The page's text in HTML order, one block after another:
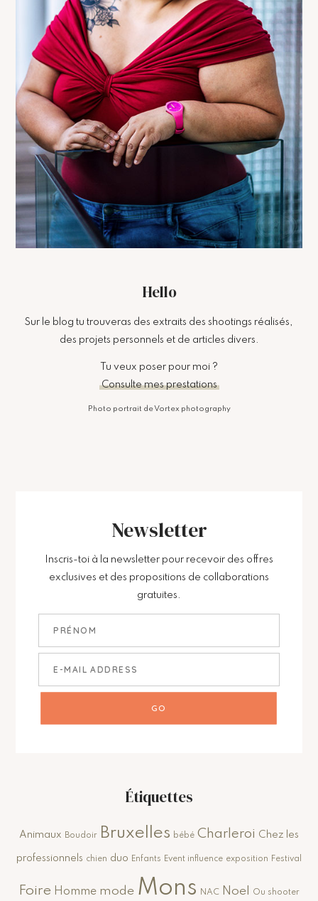
Hello
Sur le blog tu trouveras des extraits des shootings réalisés,
des projets personnels et de articles divers.
Tu veux poser pour moi ?
Consulte mes prestations
Photo portrait de Vortex photography
Newsletter
Inscris-toi à la newsletter pour recevoir des offres
exclusives et des propositions de collaborations
gratuites.
Étiquettes
Animaux Boudoir Bruxelles bébé Charleroi Chez les
professionnels chien duo Enfants Event influence exposition Festival
Foire Homme mode Mons NAC Noel Ou shooter